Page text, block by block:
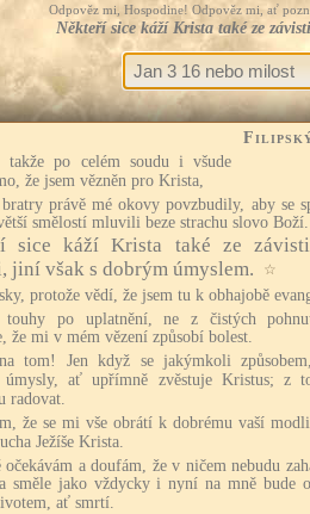
Odpověz mi, Hospodine! Odpověz mi, ať
Někteří sice káží Krista také ze
takže po celém soudu i všude
že jsem vězněn pro Krista,
právě mé okovy povzbudily, aby se
smělostí mluvili beze strachu slovo Boží.
sice káží Krista také ze
jiní však s dobrým úmyslem.
☆
protože vědí, že jsem tu k obhajobě
po uplatnění, ne z čistých
že mi v mém vězení způsobí bolest.
tom! Jen když se jakýmkoli
úmysly, ať upřímně zvěstuje Kristus; z
radovat.
že se mi vše obrátí k dobrému vaší
Ježíše Krista.
očekávám a doufám, že v ničem nebudu
směle jako vždycky i nyní na mně bude
ať smrtí.